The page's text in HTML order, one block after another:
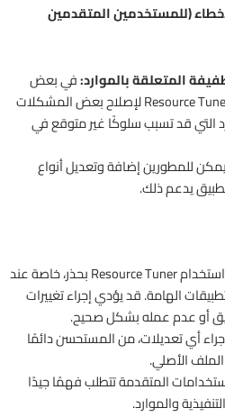
(للمستخدمين المتقدمين
المتعلقة بالموارد:في بعض
الحالات، يمكن استخدام Resource Tuner لإصلاح بعض المشكلات
التي قد تسبب سلوكًا غير متوقع في
للمطورين إضافة وتعديل أنواع
يدعم ذلك.
يجب استخدام Resource Tuner بحذر، خاصة عند
الهامة. قد يؤدي إجراء تغييرات
أو عدم عمله بشكل صحيح.
أي تعديلات، من المستحسن دائمًا
الأصلي.
المتقدمة تتطلب فهمًا جيدًا